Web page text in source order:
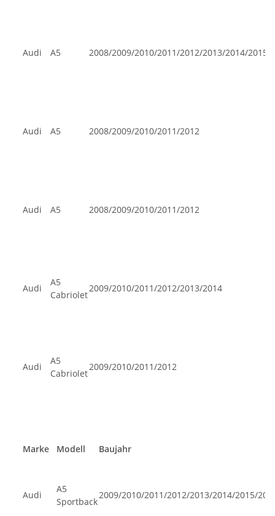
Audi A5 2008/2009/2010/2011/2012/2013/2014/2015/
Audi A5 2008/2009/2010/2011/2012
Audi A5 2008/2009/2010/2011/2012
Audi
A5
Cabriolet
2009/2010/2011/2012/2013/2014
Audi
A5
Cabriolet
2009/2010/2011/2012
Marke Modell Baujahr
Audi
A5
Sportback
2009/2010/2011/2012/2013/2014/2015/